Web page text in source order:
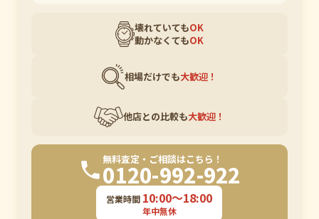
壊れていてもOK
動かなくてもOK
相場だけでも大歓迎！
他店との比較も大歓迎！
無料査定・ご相談はこちら！
0120-992-922
営業時間 10:00〜18:00
年中無休